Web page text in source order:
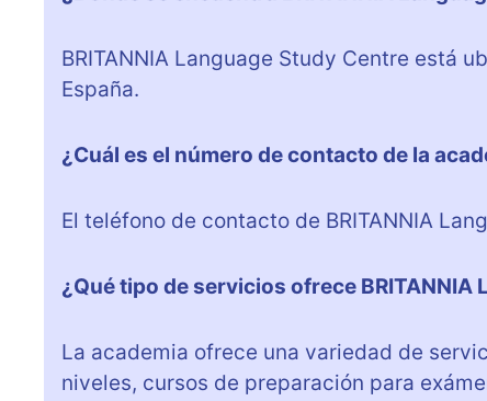
BRITANNIA Language Study Centre está
España.
¿Cuál es el número de contacto de la
El teléfono de contacto de BRITANNIA
¿Qué tipo de servicios ofrece BRITANNIA
La academia ofrece una variedad de
niveles, cursos de preparación para